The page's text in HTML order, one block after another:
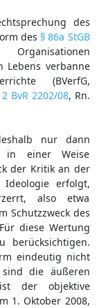
des
des § 86a StGB
Organisationen
Lebens verbanne
(BVerfG,
2 BvR 2202/08, Rn.
nur dann
in einer Weise
der Kritik an der
erfolgt,
also etwa
Schutzzweck des
diese Wertung
berücksichtigen.
eindeutig nicht
die äußeren
der objektive
1. Oktober 2008,